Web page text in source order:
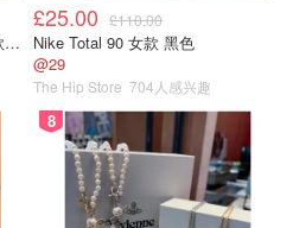
adidas Originals Superstar II 女款串珠休闲鞋 黑色
£25.00 £110.00
Nike Total 90 女款 黑色
@29
The Hip Store 704人感兴趣
8